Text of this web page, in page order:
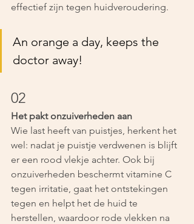
effectief zijn tegen huidveroudering.
An orange a day, keeps the
doctor away!
02
Het pakt onzuiverheden aan
Wie last heeft van puistjes, herkent het
wel: nadat je puistje verdwenen is blijft
er een rood vlekje achter. Ook bij
onzuiverheden beschermt vitamine C
tegen irritatie, gaat het ontstekingen
tegen en helpt het de huid te
herstellen, waardoor rode vlekken na